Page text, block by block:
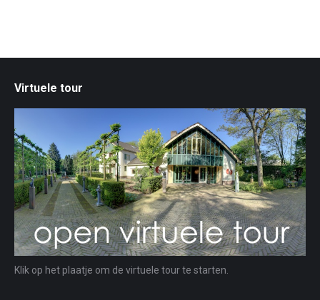
Virtuele tour
Klik op het plaatje om de virtuele tour te starten.